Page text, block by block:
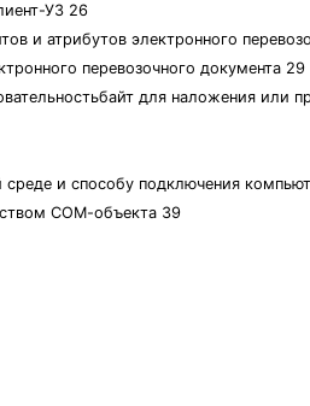
УЗ 26
и атрибутов электронного
перевозочного документа 29
для наложения или
и способу подключения
СОМ-объекта 39